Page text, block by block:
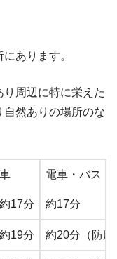
あります。
周辺に特に栄えた
然ありの場所のな
車 電車・バス
約17分 約17分
約19分 約20分（防府